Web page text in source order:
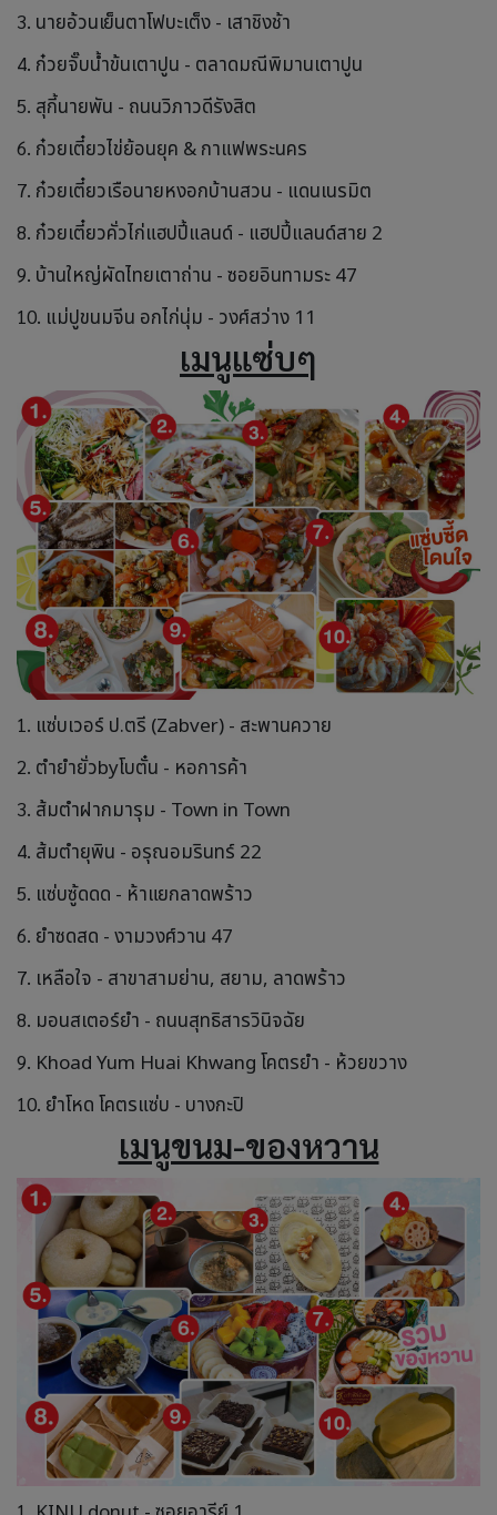
3. นายอ้วนเย็นตาโฟบะเต็ง - เสาชิงช้า
4. ก๋วยจั๊บน้ำข้นเตาปูน - ตลาดมณีพิมานเตาปูน
5. สุกี้นายพัน - ถนนวิภาวดีรังสิต
6. ก๋วยเตี๋ยวไข่ย้อนยุค & กาแฟพระนคร
7. ก๋วยเตี๋ยวเรือนายหงอกบ้านสวน - แดนเนรมิต
8. ก๋วยเตี๋ยวคั่วไก่แฮปปี้แลนด์ - แฮปปี้แลนด์สาย 2
9. บ้านใหญ่ผัดไทยเตาถ่าน - ซอยอินทามระ 47
10. แม่ปูขนมจีน อกไก่นุ่ม - วงศ์สว่าง 11
เมนูแซ่บๆ
1. แซ่บเวอร์ ป.ตรี (Zabver) - สะพานควาย
2. ตำยำยั่วbyโบตั๋น - หอการค้า
3. ส้มตำฝากมารุม - Town in Town
4. ส้มตำยุพิน - อรุณอมรินทร์ 22
5. แซ่บซู้ดดด - ห้าแยกลาดพร้าว
6. ยำซดสด - งามวงศ์วาน 47
7. เหลือใจ - สาขาสามย่าน, สยาม, ลาดพร้าว
8. มอนสเตอร์ยำ - ถนนสุทธิสารวินิจฉัย
9. Khoad Yum Huai Khwang โคตรยำ - ห้วยขวาง
10. ยำโหด โคตรแซ่บ - บางกะปิ
เมนูขนม-ของหวาน